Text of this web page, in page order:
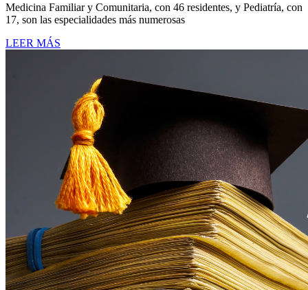
Medicina Familiar y Comunitaria, con 46 residentes, y Pediatría, con
17, son las especialidades más numerosas
LEER MÁS